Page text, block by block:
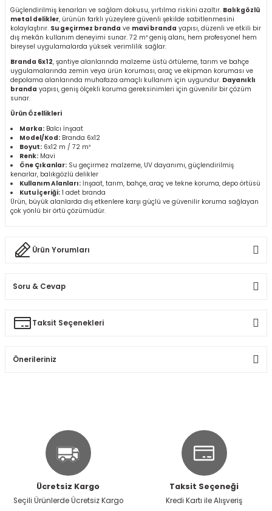
Mastik
Güçlendirilmiş kenarları ve sağlam dokusu, yırtılma riskini azaltır. Balıkgözlü
metal delikler, ürünün farklı yüzeylere güvenli şekilde sabitlenmesini
kolaylaştırır. Su geçirmez branda ve mavi branda yapısı, düzenli ve etkili bir
dış mekân kullanım deneyimi sunar. 72 m² geniş alanı, hem profesyonel hem
bireysel uygulamalarda yüksek verimlilik sağlar.
Branda 6x12, şantiye alanlarında malzeme üstü örtüleme, tarım ve bahçe
uygulamalarında zemin veya ürün koruması, araç ve ekipman koruması ve
depolama alanlarında muhafaza amaçlı kullanım için uygundur. Dayanıklı
branda yapısı, geniş ölçekli koruma gereksinimleri için güvenilir bir çözüm
sunar.
Ürün Özellikleri
Marka: Balcı İnşaat
Model/Kod: Branda 6x12
Boyut: 6x12 m / 72 m²
Renk: Mavi
Öne Çıkanlar: Su geçirmez malzeme, UV dayanımı, güçlendirilmiş
kenarlar, balıkgözlü delikler
Kullanım Alanları: İnşaat, tarım, bahçe, araç ve tekne koruma, depo örtüsü
Kutu İçeriği: 1 adet branda
Ürün, büyük alanlarda dış etkenlere karşı güçlü ve güvenilir koruma sağlayan
çok yönlü bir örtü çözümüdür.
Ürün Yorumları
Soru & Cevap
Taksit Seçenekleri
Önerileriniz
Ürün resmi kalitesiz, bozuk veya görüntülenemiyor.
Ürün açıklamasında eksik bilgiler bulunuyor.
Ürün bilgilerinde hatalar bulunuyor.
Ürün fiyatı diğer sitelerden daha pahalı.
Ücretsiz Kargo
Seçili Ürünlerde Ücretsiz Kargo
Taksit Seçeneği
Kredi Kartı ile Alışveriş